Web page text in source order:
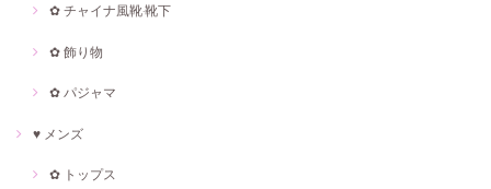
✿ チャイナ風靴·靴下
✿ 飾り物
✿ パジャマ
♥ メンズ
✿ トップス